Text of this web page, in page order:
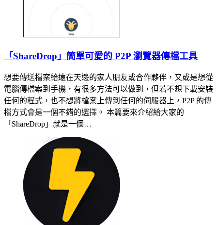
「ShareDrop」簡單可愛的 P2P 瀏覽器傳檔工具
想要傳送檔案給遠在天邊的家人朋友或合作夥伴，又或是想從
電腦傳檔案到手機，有很多方法可以做到，但若不想下載安裝
任何的程式，也不想將檔案上傳到任何的伺服器上，P2P 的傳
檔方式會是一個不錯的選擇。 本篇要來介紹給大家的
「ShareDrop」就是一個…